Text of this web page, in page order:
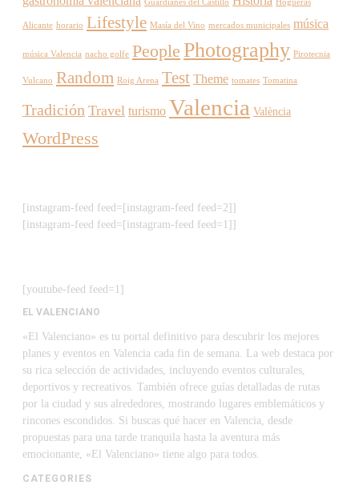
Guardianes del Castillo Hogueras
Alicante horario Lifestyle Masía del Vino mercados municipales música
música Valencia nacho golfe People Photography Pirotecnia
Vulcano Random Roig Arena Test Theme tomates Tomatina
Tradición Travel turismo Valencia València
WordPress
[instagram-feed feed=[instagram-feed feed=2]]
[instagram-feed feed=[instagram-feed feed=1]]
[youtube-feed feed=1]
EL VALENCIANO
«El Valenciano» es tu portal definitivo para descubrir los mejores
planes y eventos en Valencia cada fin de semana. La web destaca por
su rica selección de actividades, incluyendo eventos culturales,
deportivos y recreativos. También ofrece guías detalladas de rutas
por la ciudad y sus alrededores, mostrando lugares emblemáticos y
rincones escondidos. Si buscas qué hacer en Valencia, desde
propuestas para una tarde tranquila hasta la aventura más
emocionante, «El Valenciano» tiene algo para todos.
CATEGORIES